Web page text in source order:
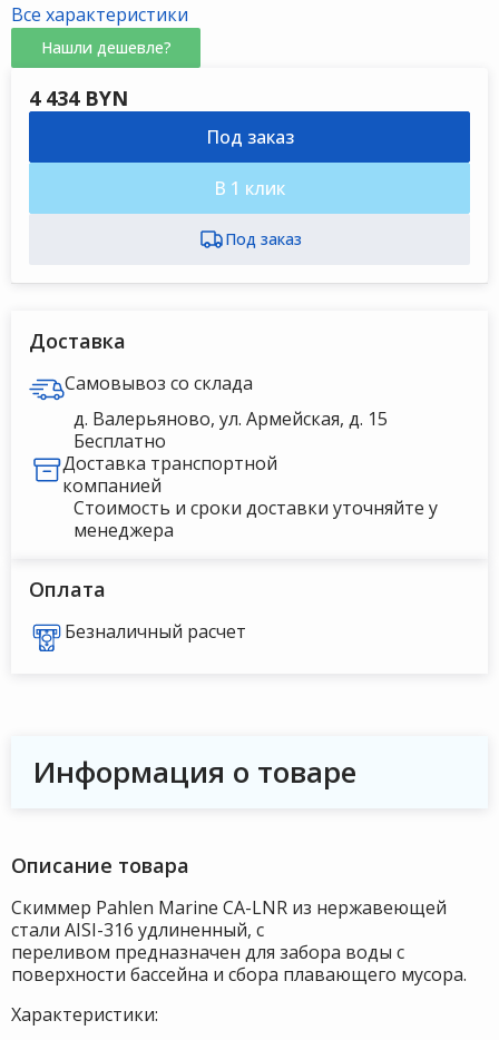
Все характеристики
Нашли дешевле?
4 434 BYN
Под заказ
В 1 клик
Доставка
Самовывоз со склада
д. Валерьяново, ул. Армейская, д. 15
Бесплатно
Доставка транспортной
компанией
Стоимость и сроки доставки уточняйте у
менеджера
Оплата
Безналичный расчет
Информация о товаре
Описание товара
Скиммер Pahlen Marine CA-LNR из нержавеющей
стали AISI-316 удлиненный, с
переливом предназначен для забора воды с
поверхности бассейна и сбора плавающего мусора.
Характеристики: